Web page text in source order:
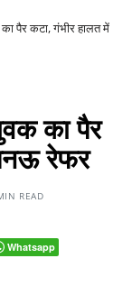
पैर कटा, गंभीर हालत में
का पैर
रेफर
READ
Whatsapp